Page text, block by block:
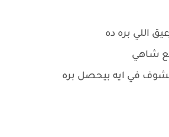
اللي بره ده
شاهي
في ايه بيحصل بره